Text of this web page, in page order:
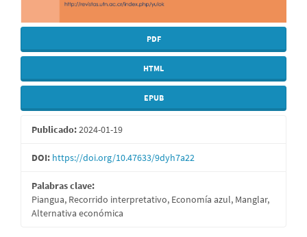
PDF
HTML
EPUB
Publicado:2024-01-19
DOI: https://doi.org/10.47633/9dyh7a22
Palabras clave:
Piangua, Recorrido interpretativo, Economía azul, Manglar,
Alternativa económica